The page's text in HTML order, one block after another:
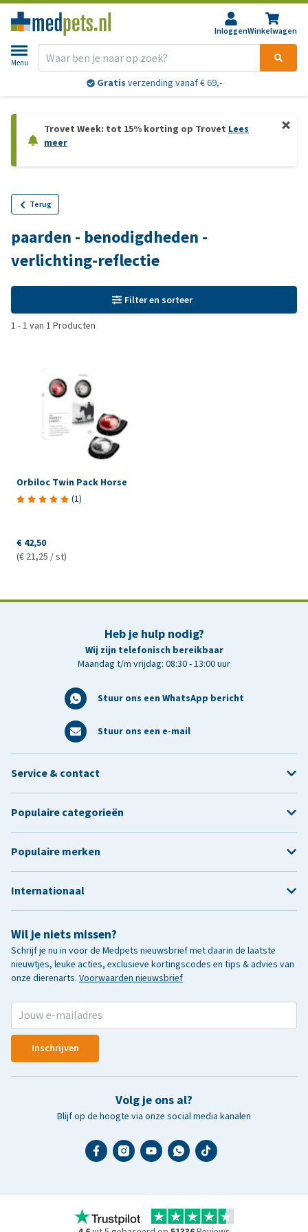
InloggenWinkelwagen
Menu
Gratis verzending vanaf € 69,-
Trovet Week: tot 15% korting op Trovet Lees
meer
Terug
paarden - benodigdheden -
verlichting-reflectie
Filter en sorteer
1 -1 van 1 Producten
Orbiloc Twin Pack Horse
(1)
€ 42,50
(€ 21,25 / st)
Heb je hulp nodig?
Wij zijn telefonisch bereikbaar
Maandag t/m vrijdag: 08:30 - 13:00 uur
Stuur ons een WhatsApp bericht
Stuur ons een e-mail
Wil je niets missen?
Schrijf je nu in voor de Medpets nieuwsbrief met daarin de laatste
nieuwtjes, leuke acties, exclusieve kortingscodes en tips & advies van
onze dierenarts. Voorwaarden nieuwsbrief
Inschrijven
Volg je ons al?
Blijf op de hoogte via onze social media kanalen
Service & contact
Populaire categorieën
Populaire merken
Internationaal